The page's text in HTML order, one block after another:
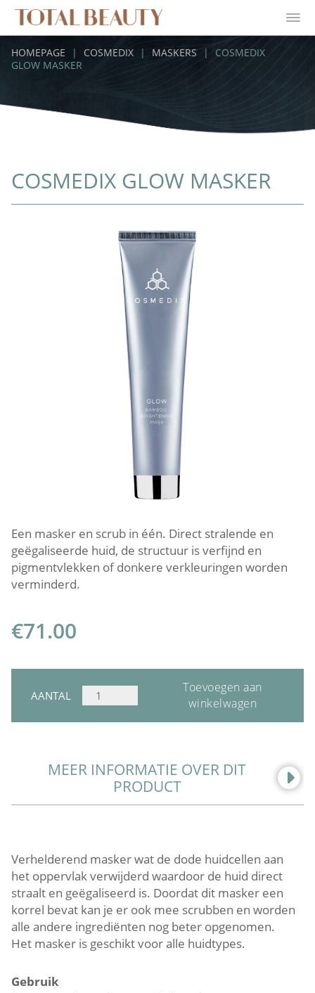
HOMEPAGE | COSMEDIX | MASKERS |
COSMEDIX
GLOW MASKER
COSMEDIX GLOW MASKER
Een masker en scrub in één. Direct stralende en
geëgaliseerde huid, de structuur is verfijnd en
pigmentvlekken of donkere verkleuringen worden
verminderd.
€71.00
AANTAL
COSMEDIX
GLOW
MASKER
Toevoegen aan
winkelwagen
MEER INFORMATIE OVER DIT
PRODUCT
Verhelderend masker wat de dode huidcellen aan
het oppervlak verwijderd waardoor de huid direct
straalt en geëgaliseerd is. Doordat dit masker een
korrel bevat kan je er ook mee scrubben en worden
alle andere ingrediënten nog beter opgenomen.
Het masker is geschikt voor alle huidtypes.
Gebruik